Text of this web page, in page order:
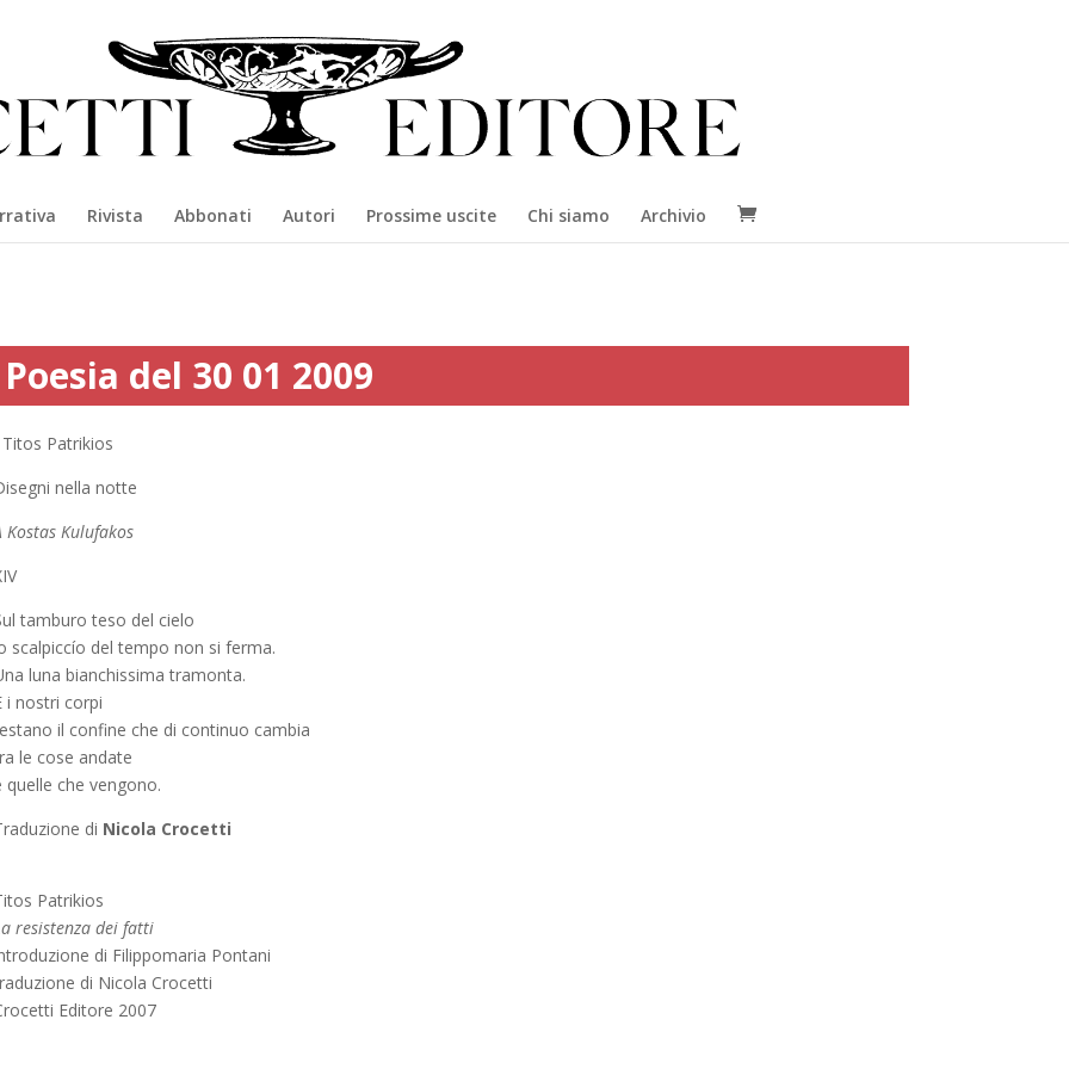
Rivista Abbonati Autori Prossime uscite Chi siamo Archivio
Poesia del 30 01 2009
Titos Patrikios
nella notte
Kostas Kulufakos
tamburo teso del cielo
scalpiccío del tempo non si ferma.
luna bianchissima tramonta.
i nostri corpi
il confine che di continuo cambia
le cose andate
quelle che vengono.
di Nicola Crocetti
Patrikios
resistenza dei fatti
di Filippomaria Pontani
di Nicola Crocetti
Editore 2007